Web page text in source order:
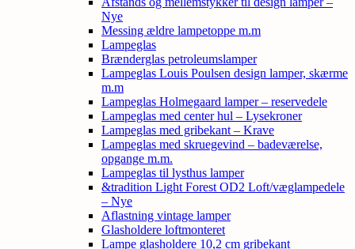
Nye
Messing ældre lampetoppe m.m
Lampeglas
Brænderglas petroleumslamper
Lampeglas Louis Poulsen design lamper, skærme
m.m
Lampeglas Holmegaard lamper – reservedele
Lampeglas med center hul – Lysekroner
Lampeglas med gribekant – Krave
Lampeglas med skruegevind – badeværelse,
opgange m.m.
Lampeglas til lysthus lamper
&tradition Light Forest OD2 Loft/væglampedele
– Nye
Aflastning vintage lamper
Glasholdere loftmonteret
Lampe glasholdere 10,2 cm gribekant